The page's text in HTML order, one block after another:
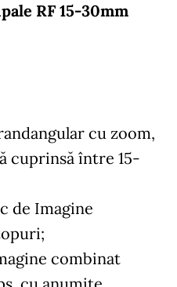
RF 15-30mm
cu zoom,
cuprinsă între 15-
de Imagine
combinat